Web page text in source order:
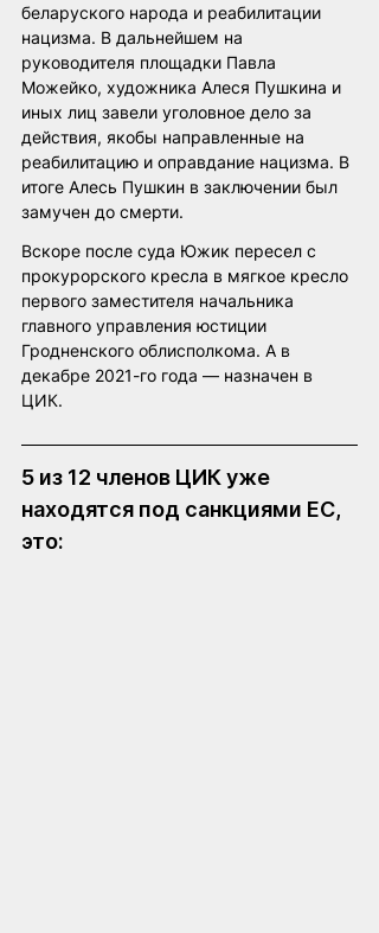
беларуского народа и реабилитации
нацизма. В дальнейшем на
руководителя площадки Павла
Можейко, художника Алеся Пушкина и
иных лиц завели уголовное дело за
действия, якобы направленные на
реабилитацию и оправдание нацизма. В
итоге Алесь Пушкин в заключении был
замучен до смерти.
Вскоре после суда Южик пересел с
прокурорского кресла в мягкое кресло
первого заместителя начальника
главного управления юстиции
Гродненского облисполкома. А в
декабре 2021-го года — назначен в
ЦИК.
5 из 12 членов ЦИК уже
находятся под санкциями ЕС,
это: